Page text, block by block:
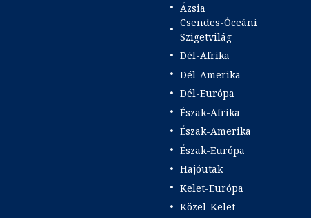
Ázsia
Csendes-Óceáni
Szigetvilág
Dél-Afrika
Dél-Amerika
Dél-Európa
Észak-Afrika
Észak-Amerika
Észak-Európa
Hajóutak
Kelet-Európa
Közel-Kelet